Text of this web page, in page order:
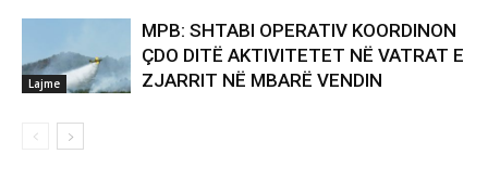
Lajme
MPB: SHTABI OPERATIV KOORDINON
ÇDO DITË AKTIVITETET NË VATRAT E
ZJARRIT NË MBARË VENDIN